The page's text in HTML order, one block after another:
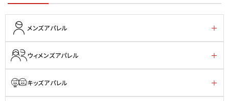
メンズアパレル
ウィメンズアパレル
キッズアパレル